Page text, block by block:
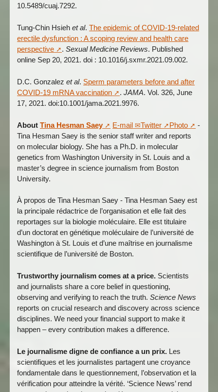
10.5489/cuaj.7292.
Tung-Chin Hsiehet al.The epidemic of COVID-19-related
erectile dysfunction : A scoping review and health care
perspective
.Sexual Medicine Reviews. Published
online Sep 20, 2021. doi : 10.1016/j.sxmr.2021.09.002.
D.C. Gonzalezet al. Sperm parameters before and after
COVID-19 mRNA vaccination
.JAMA. Vol. 326, June
17, 2021. doi:10.1001/jama.2021.9976.
AboutTina Hesman Saey E-mail Twitter Photo
-
Tina Hesman Saey is the senior staff writer and reports
on molecular biology. She has a Ph.D. in molecular
genetics from Washington University in St. Louis and a
master’s degree in science journalism from Boston
University.
À propos de Tina Hesman Saey - Tina Hesman Saey est
la principale rédactrice de l’organisation et elle fait des
reportages sur la biologie moléculaire. Elle est titulaire
d’un doctorat en génétique moléculaire de l’université de
Washington à St. Louis et d’une maîtrise en journalisme
scientifique de l’université de Boston.
Trustworthy journalism comes at a price. Scientists
and journalists share a core belief in questioning,
observing and verifying to reach the truth.Science News
reports on crucial research and discovery across science
disciplines. We need your financial support to make it
happen – every contribution makes a difference.
Le journalisme digne de confiance a un prix. Les
scientifiques et les journalistes partagent une croyance
fondamentale dans le questionnement, l’observation et la
vérification pour atteindre la vérité. ‘Science News’ rend